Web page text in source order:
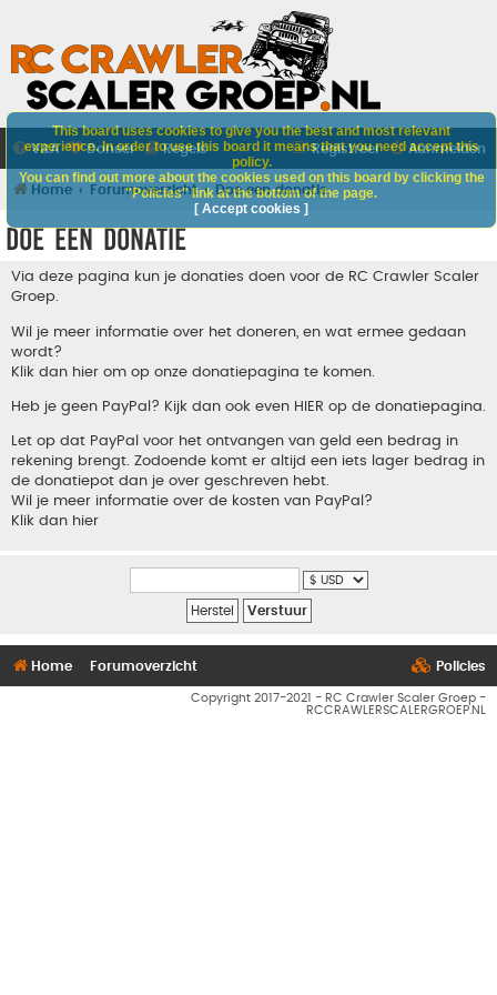
V&A Doneer Regels Aanmelden
Registreer
Home Forumoverzicht Doe een donatie
Doe een donatie
Via deze pagina kun je donaties doen voor de RC Crawler Scaler
Groep.
Wil je meer informatie over het doneren, en wat ermee gedaan
wordt?
Klik dan hier om op onze donatiepagina te komen.
Heb je geen PayPal? Kijk dan ook even HIER op de donatiepagina.
Let op dat PayPal voor het ontvangen van geld een bedrag in
rekening brengt. Zodoende komt er altijd een iets lager bedrag in
de donatiepot dan je over geschreven hebt.
Wil je meer informatie over de kosten van PayPal?
Klik dan hier
This board uses cookies to give you the best and most relevant
experience. In order to use this board it means that you need accept this
policy.
You can find out more about the cookies used on this board by clicking the
"Policies" link at the bottom of the page.
[ Accept cookies ]
Home Forumoverzicht Policies
Copyright 2017-2021 - RC Crawler Scaler Groep -
RCCRAWLERSCALERGROEP.NL